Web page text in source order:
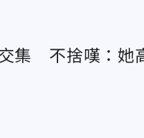
集 不捨嘆：她